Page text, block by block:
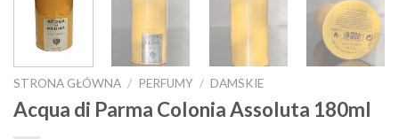
STRONA GŁÓWNA / PERFUMY / DAMSKIE
Acqua di Parma Colonia Assoluta 180ml